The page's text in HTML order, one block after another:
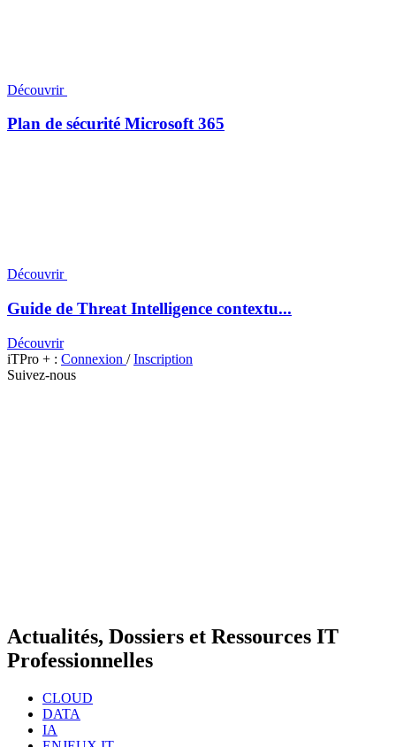
Découvrir
Plan de sécurité Microsoft 365
Découvrir
Guide de Threat Intelligence contextu...
Découvrir
iTPro + : Connexion /Inscription
Suivez-nous
Actualités, Dossiers et Ressources IT
Professionnelles
CLOUD
DATA
IA